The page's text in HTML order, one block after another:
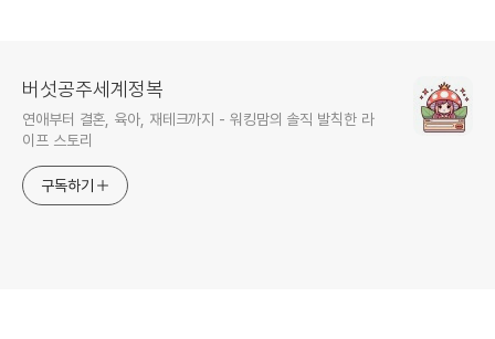
버섯공주세계정복
연애부터 결혼, 육아, 재테크까지 - 워킹맘의 솔직 발칙한 라
이프 스토리
구독하기